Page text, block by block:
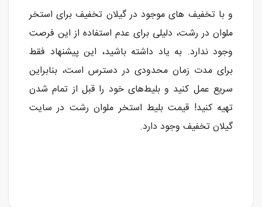
و با تخفیف های موجود در گیلان تخفیف برای استخر
ملوان در رشت، دلیلی برای عدم استفاده از این فرصت
وجود ندارد. به یاد داشته باشید، این پیشنهاد فقط
برای مدت زمان محدودی در دسترس است، بنابراین
سریع عمل کنید و بلیط‌های خود را قبل از تمام شدن
تهیه کنید! قیمت بلیط استخر ملوان رشت در سایت
گیلان تخفیف وجود دارد.